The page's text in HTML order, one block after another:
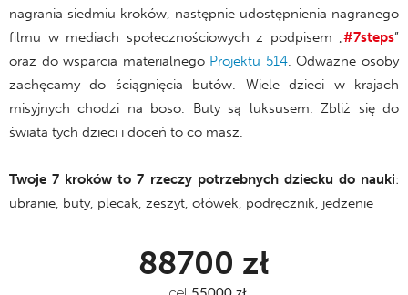
nagrania siedmiu kroków, następnie udostępnienia nagranego
filmu w mediach społecznościowych z podpisem „#7steps”
oraz do wsparcia materialnego Projektu 514. Odważne osoby
zachęcamy do ściągnięcia butów. Wiele dzieci w krajach
misyjnych chodzi na boso. Buty są luksusem. Zbliż się do
świata tych dzieci i doceń to co masz.
Twoje 7 kroków to 7 rzeczy potrzebnych dziecku do nauki:
ubranie, buty, plecak, zeszyt, ołówek, podręcznik, jedzenie
88700 zł